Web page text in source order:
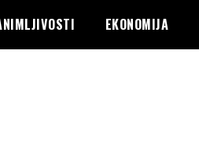
EKONOMIJA